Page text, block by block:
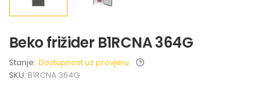
Beko frižider B1RCNA 364G
Stanje: Dostupnost uz provjeru
SKU: B1RCNA 364G